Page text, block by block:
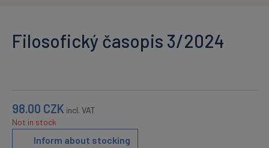
Filosofický časopis 3/2024
98.00 CZK incl. VAT
Not in stock
Inform about stocking